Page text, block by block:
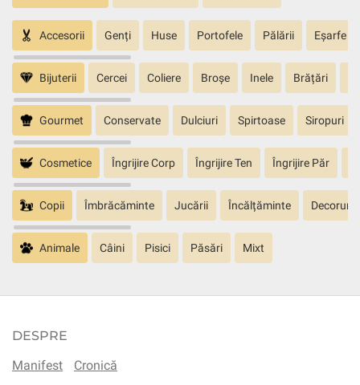
Accesorii Genți Huse Portofele Pălării Eșarfe
Bijuterii Cercei Coliere Broșe Inele Brățări
Gourmet Conservate Dulciuri Spirtoase Siropuri
Cosmetice Îngrijire Corp Îngrijire Ten Îngrijire Păr
Copii Îmbrăcăminte Jucării Încălțăminte Decoruri
Animale Câini Pisici Păsări Mixt
DESPRE
Manifest
Cronică